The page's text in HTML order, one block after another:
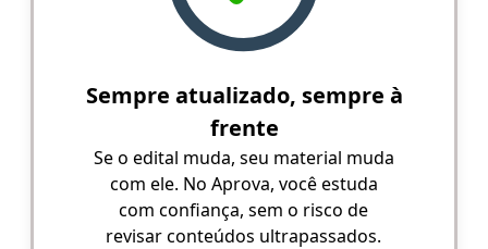
Sempre atualizado, sempre à
frente
Se o edital muda, seu material muda
com ele. No Aprova, você estuda
com confiança, sem o risco de
revisar conteúdos ultrapassados.